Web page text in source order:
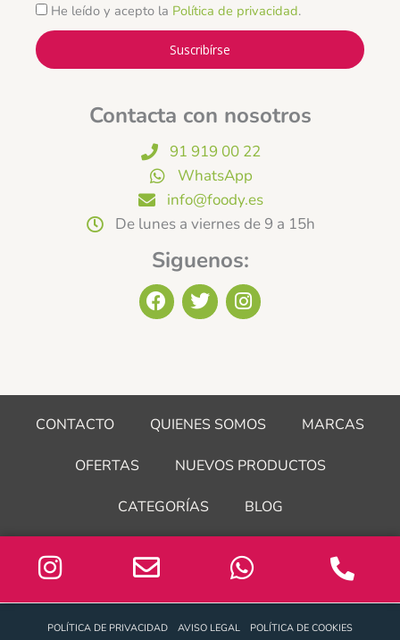
He leído y acepto la Política de privacidad.
Suscribírse
Contacta con nosotros
91 919 00 22
WhatsApp
info@foody.es
De lunes a viernes de 9 a 15h
Siguenos:
F
a
o
k
T
w
e
I
n
g
a
CONTACTO QUIENES SOMOS MARCAS
OFERTAS NUEVOS PRODUCTOS
CATEGORÍAS BLOG
POLÍTICA DE PRIVACIDAD AVISO LEGAL POLÍTICA DE COOKIES